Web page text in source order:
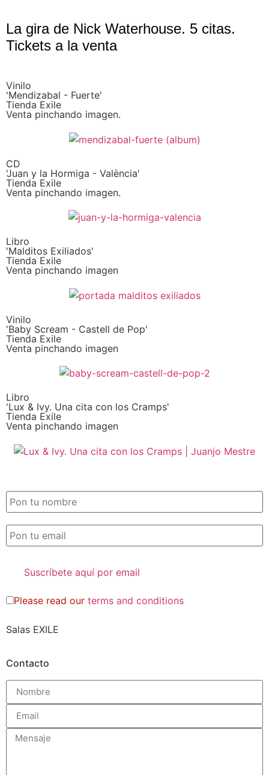
La gira de Nick Waterhouse. 5 citas.
Tickets a la venta
Vinilo
'Mendizabal - Fuerte'
Tienda Exile
Venta pinchando imagen.
CD
'Juan y la Hormiga - València'
Tienda Exile
Venta pinchando imagen.
Libro
'Malditos Exiliados'
Tienda Exile
Venta pinchando imagen
Vinilo
'Baby Scream - Castell de Pop'
Tienda Exile
Venta pinchando imagen
Libro
'Lux & Ivy. Una cita con los Cramps'
Tienda Exile
Venta pinchando imagen
Please read our terms and conditions
Salas EXILE
Contacto